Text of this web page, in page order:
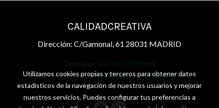
CALIDADCREATIVA
Dirección: C/Gamonal, 61 28031 MADRID
Teléfono:
|
Email:calidadcreativa@calidadcreativa.com
Utilizamos cookies propias y terceros para obtener datos
estadísticos de la navegación de nuestros usuarios y mejorar
nuestros servicios. Puedes configurar tus preferencias a